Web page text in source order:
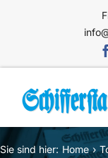
Home
Sie sind hier: Home